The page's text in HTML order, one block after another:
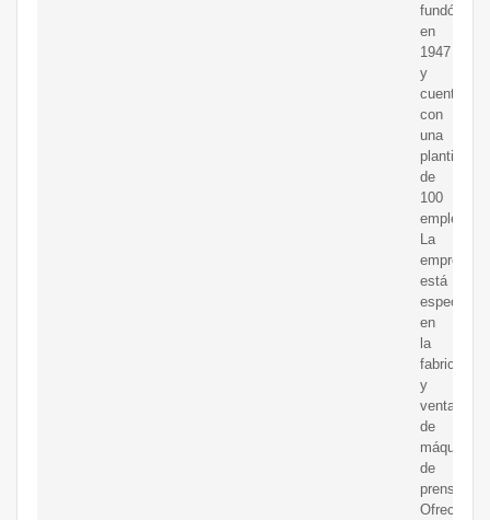
fundó
en
1947
y
cuenta
con
una
plantilla
de
100
La
empresa
está
en
la
fabricación
y
venta
de
máquinas
de
prensado.
Ofrecen